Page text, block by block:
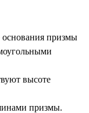
призмы
высоте
призмы.